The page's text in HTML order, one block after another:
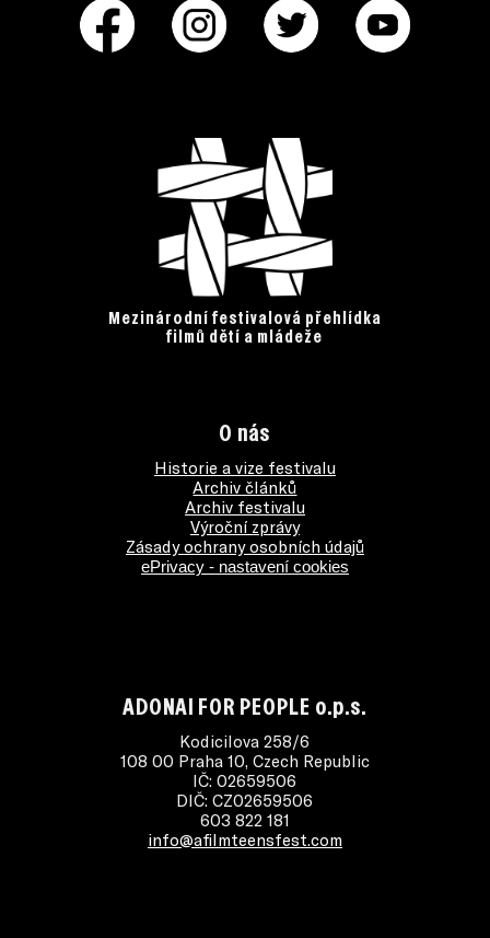
Mezinárodní festivalová přehlídka
filmů dětí a mládeže
O nás
Historie a vize festivalu
Archiv článků
Archiv festivalu
Výroční zprávy
Zásady ochrany osobních údajů
ePrivacy - nastavení cookies
ADONAI FOR PEOPLE o.p.s.
Kodicilova 258/6
108 00 Praha 10, Czech Republic
IČ: 02659506
DIČ: CZ02659506
603 822 181
info@afilmteensfest.com